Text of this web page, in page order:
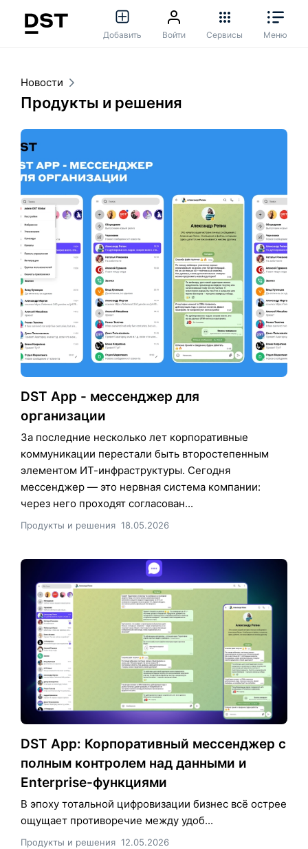
Добавить Войти Сервисы Меню
Новости
Продукты и решения
DST App - мессенджер для
организации
За последние несколько лет корпоративные
коммуникации перестали быть второстепенным
элементом ИТ-инфраструктуры. Сегодня
мессенджер — это нервная система компании:
через него проходят согласован...
Продукты и решения 18.05.2026
DST App: Корпоративный мессенджер с
полным контролем над данными и
Enterprise-функциями
В эпоху тотальной цифровизации бизнес всё острее
ощущает противоречие между удоб...
Продукты и решения 12.05.2026